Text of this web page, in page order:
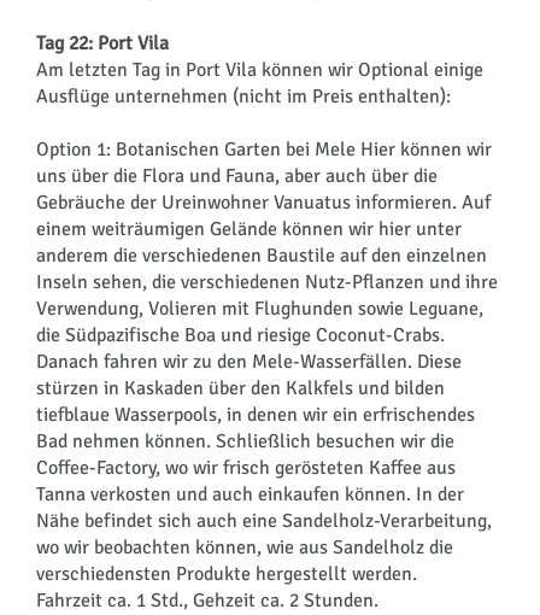
Tag 22: Port Vila
Am letzten Tag in Port Vila können wir Optional einige
Ausflüge unternehmen (nicht im Preis enthalten):
Option 1: Botanischen Garten bei Mele Hier können wir
uns über die Flora und Fauna, aber auch über die
Gebräuche der Ureinwohner Vanuatus informieren. Auf
einem weiträumigen Gelände können wir hier unter
anderem die verschiedenen Baustile auf den einzelnen
Inseln sehen, die verschiedenen Nutz-Pflanzen und ihre
Verwendung, Volieren mit Flughunden sowie Leguane,
die Südpazifische Boa und riesige Coconut-Crabs.
Danach fahren wir zu den Mele-Wasserfällen. Diese
stürzen in Kaskaden über den Kalkfels und bilden
tiefblaue Wasserpools, in denen wir ein erfrischendes
Bad nehmen können. Schließlich besuchen wir die
Coffee-Factory, wo wir frisch gerösteten Kaffee aus
Tanna verkosten und auch einkaufen können. In der
Nähe befindet sich auch eine Sandelholz-Verarbeitung,
wo wir beobachten können, wie aus Sandelholz die
verschiedensten Produkte hergestellt werden.
Fahrzeit ca. 1 Std., Gehzeit ca. 2 Stunden.